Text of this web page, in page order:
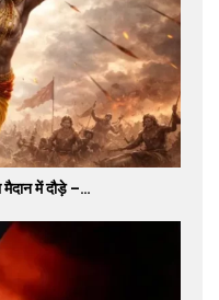
मैदान में दौड़े –…